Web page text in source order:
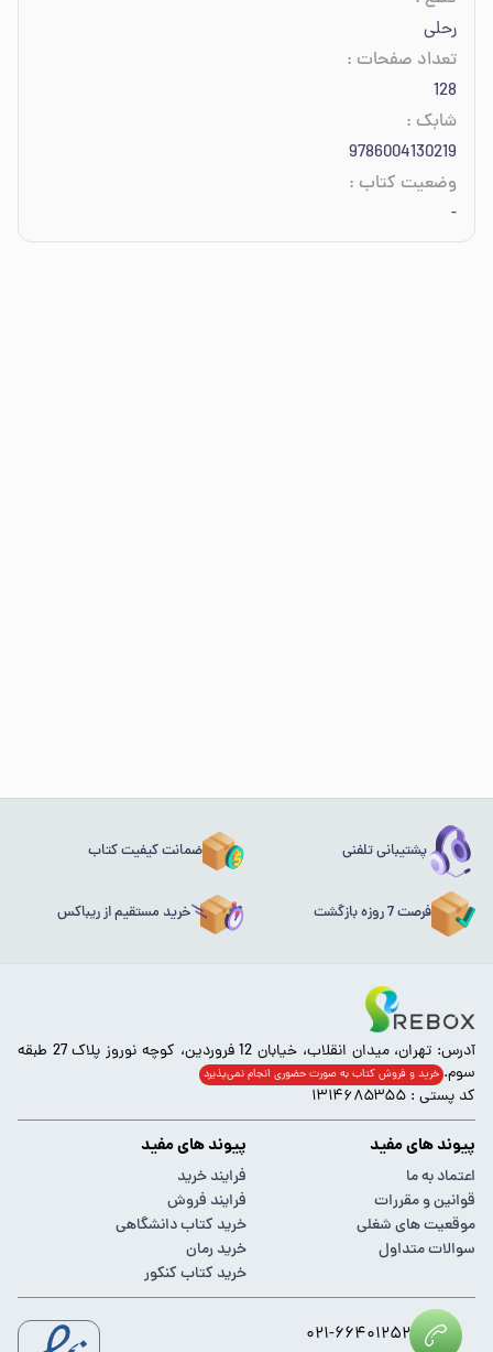
رحلی
تعداد صفحات :
128
شابک :
9786004130219
وضعیت کتاب :
-
پشتیبانی تلفنی ضمانت کیفیت کتاب
فرصت 7 روزه بازگشت خرید مستقیم از ریباکس
آدرس: تهران، میدان انقلاب، خیابان 12 فروردین، کوچه نوروز پلاک 27 طبقه
سوم. خرید و فروش کتاب به صورت حضوری انجام‌ نمی‌پذیرد
کد پستی : ۱۳۱۴۶۸۵۳۵۵
پیوند های مفید
اعتماد به ما
قوانین و مقررات
موقعیت های شغلی
سوالات متداول
پیوند های مفید
فرایند خرید
فرایند فروش
خرید کتاب دانشگاهی
خرید رمان
خرید کتاب کنکور
۰۲۱-۶۶۴۰۱۲۵۲